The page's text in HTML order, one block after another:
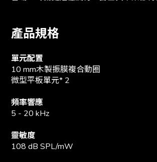
產品規格
單元配置
10 mm木製振膜複合動圈
微型平板單元* 2
頻率響應
5 - 20 kHz
靈敏度
108 dB SPL/mW